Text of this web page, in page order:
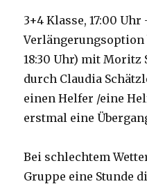
3+4 Klasse, 17:00
Verlängerungsoption
18:30 Uhr) mit Moritz
durch Claudia
einen Helfer /eine
erstmal eine
Bei schlechtem
Gruppe eine Stunde